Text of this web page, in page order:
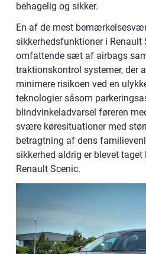
behagelig og sikker.
En af de mest
sikkerhedsfunktioner i Renault
omfattende sæt af airbags
traktionskontrol systemer, der
minimere risikoen ved en
teknologier såsom
blindvinkeladvarsel føreren
svære køresituationer med
betragtning af dens
sikkerhed aldrig er blevet
Renault Scenic.